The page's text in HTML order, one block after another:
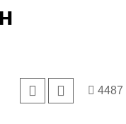
4487